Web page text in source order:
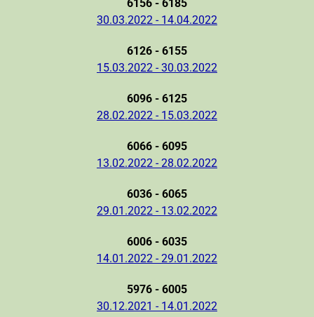
6156 - 6185
30.03.2022 - 14.04.2022
6126 - 6155
15.03.2022 - 30.03.2022
6096 - 6125
28.02.2022 - 15.03.2022
6066 - 6095
13.02.2022 - 28.02.2022
6036 - 6065
29.01.2022 - 13.02.2022
6006 - 6035
14.01.2022 - 29.01.2022
5976 - 6005
30.12.2021 - 14.01.2022